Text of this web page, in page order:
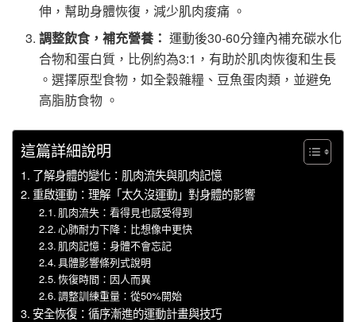
伸，幫助身體恢復，減少肌肉痠痛 。
調整飲食，補充營養： 運動後30-60分鐘內補充碳水化
合物和蛋白質，比例約為3:1，有助於肌肉恢復和生長
。選擇原型食物，如全穀雜糧、豆魚蛋肉類，並避免
高脂肪食物 。
這篇詳細說明
了解身體的變化：肌肉流失與肌肉記憶
重啟運動：理解「太久沒運動」對身體的影響
肌肉流失：看得見也感受得到
心肺耐力下降：比想像中更快
肌肉記憶：身體不會忘記
具體影響條列式說明
恢復時間：因人而異
調整訓練重量：從50%開始
安全恢復：循序漸進的運動計畫與技巧